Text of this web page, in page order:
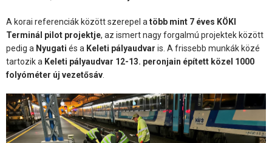
A korai referenciák között szerepel a több mint 7 éves KÖKI
Terminál pilot projektje, az ismert nagy forgalmú projektek között
pedig a Nyugati és a Keleti pályaudvar is. A frissebb munkák közé
tartozik a Keleti pályaudvar 12-13. peronjain épített közel 1000
folyóméter új vezetősáv